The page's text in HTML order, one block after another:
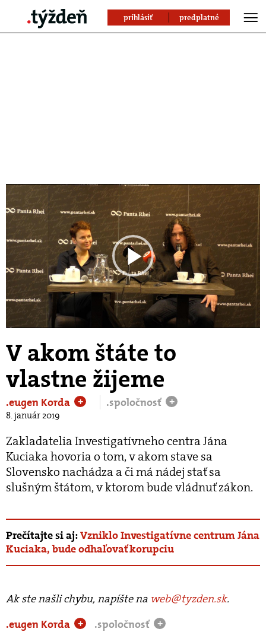
prihlásiť predplatné
Play
Video
V akom štáte to
vlastne žijeme
.eugen Korda + .spoločnosť +
8. január 2019
Zakladatelia Investigatívneho centra Jána
Kuciaka hovoria o tom, v akom stave sa
Slovensko nachádza a či má nádej stať sa
slušným štátom, v ktorom bude vládnuť zákon.
Prečítajte si aj:Vzniklo Investigatívne centrum Jána
Kuciaka, bude odhaľovať korupciu
Ak ste našli chybu, napíšte na web@tyzden.sk.
.eugen Korda
+ .spoločnosť +